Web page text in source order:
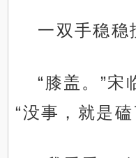
一双手稳稳
“膝盖。”宋
“没事，就是